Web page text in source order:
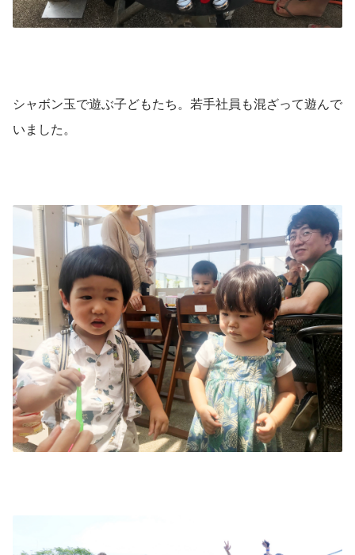
シャボン玉で遊ぶ子どもたち。若手社員も混ざって遊んで
いました。